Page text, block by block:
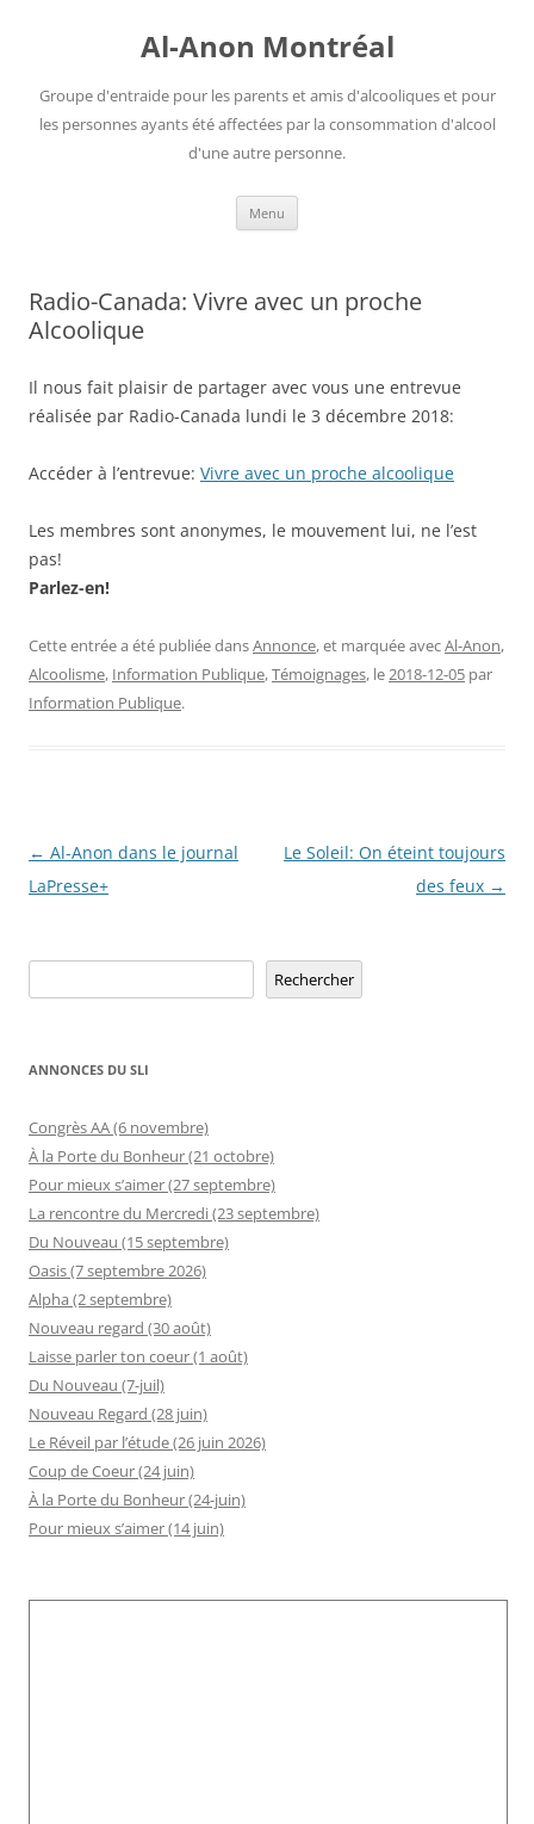
Al-Anon Montréal
Groupe d'entraide pour les parents et amis d'alcooliques et pour
les personnes ayants été affectées par la consommation d'alcool
d'une autre personne.
Menu
Radio-Canada: Vivre avec un proche
Alcoolique
Il nous fait plaisir de partager avec vous une entrevue
réalisée par Radio-Canada lundi le 3 décembre 2018:
Accéder à l’entrevue: Vivre avec un proche alcoolique
Les membres sont anonymes, le mouvement lui, ne l’est
pas!
Parlez-en!
Cette entrée a été publiée dansAnnonce, et marquée avecAl-Anon,
Alcoolisme, Information Publique,Témoignages, le2018-12-05 par
Information Publique.
Navigation
des
← Al-Anon dans le journal
LaPresse+
Le Soleil: On éteint toujours
des feux →
Rechercher
ANNONCES DU SLI
Congrès AA (6 novembre)
À la Porte du Bonheur (21 octobre)
Pour mieux s’aimer (27 septembre)
La rencontre du Mercredi (23 septembre)
Du Nouveau (15 septembre)
Oasis (7 septembre 2026)
Alpha (2 septembre)
Nouveau regard (30 août)
Laisse parler ton coeur (1 août)
Du Nouveau (7-juil)
Nouveau Regard (28 juin)
Le Réveil par l’étude (26 juin 2026)
Coup de Coeur (24 juin)
À la Porte du Bonheur (24-juin)
Pour mieux s’aimer (14 juin)